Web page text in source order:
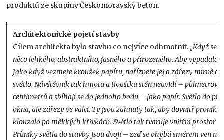
produktů ze skupiny Českomoravský beton.
Architektonické pojetí stavby
Cílem architekta bylo stavbu co nejvíce odhmotnit. „Když se
něco lehkého, abstraktního, jasného a přirozeného. Aby vypadala
Jako když vezmete kroužek papíru, naříznete jej a zářezy mírně
světlo. Návštěvník tak hmotu a tloušťku stěn neuvidí – půlmetrové
centimetrů a sbíhají se do jednoho bodu – jako papír. Světlo do
okna, ale zářezy ve válci. Ty jsou zahnuty tak, aby dovnitř
klouzalo po měkkých křivkách. Světlo tak tvaruje vnitřní prostor
Průniky světla do stavby jsou dvojí – zeď se ohýbá směrem ven